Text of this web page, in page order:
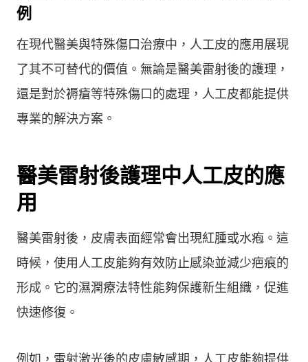
例
在現代醫美與特殊傷口治療中，人工皮的應用展現
了其不可替代的價值。無論是醫美雷射後的護理，
還是對於褥瘡等特殊傷口的處理，人工皮都能提供
專業的解決方案。
醫美雷射後護理中人工皮的應
用
醫美雷射後，皮膚表面經常會出現紅腫或水疱。這
時候，使用人工皮能夠有效防止感染並減少疤痕的
形成。它的濕潤療法特性能夠保護新生組織，促進
快速修復。
例如，雷射激光後的皮膚敏感期，人工皮能夠提供